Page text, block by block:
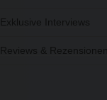
Exklusive Interviews
Reviews & Rezensionen